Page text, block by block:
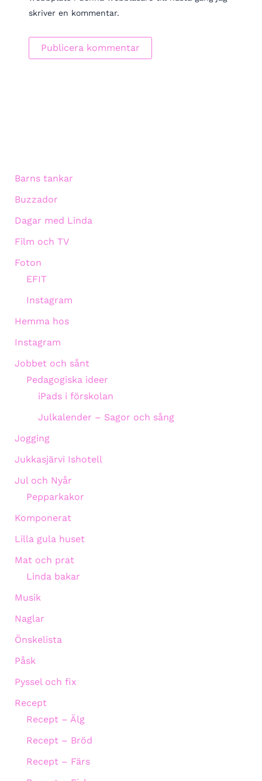
skriver en kommentar.
Barns tankar
Buzzador
Dagar med Linda
Film och TV
Foton
EFIT
Instagram
Hemma hos
Instagram
Jobbet och sånt
Pedagogiska ideer
iPads i förskolan
Julkalender – Sagor och sång
Jogging
Jukkasjärvi Ishotell
Jul och Nyår
Pepparkakor
Komponerat
Lilla gula huset
Mat och prat
Linda bakar
Musik
Naglar
Önskelista
Påsk
Pyssel och fix
Recept
Recept – Älg
Recept – Bröd
Recept – Färs